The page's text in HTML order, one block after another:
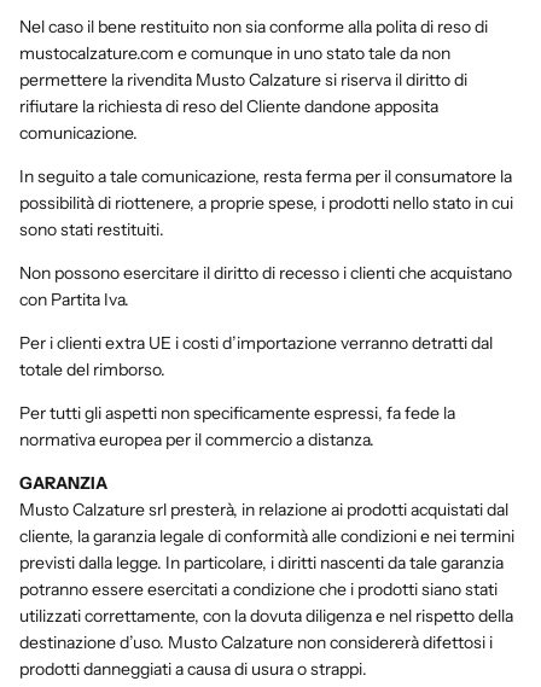
Nel caso il bene restituito non sia conforme alla polita di reso di
mustocalzature.com e comunque in uno stato tale da non
permettere la rivendita Musto Calzature si riserva il diritto di
rifiutare la richiesta di reso del Cliente dandone apposita
comunicazione.
In seguito a tale comunicazione, resta ferma per il consumatore la
possibilità di riottenere, a proprie spese, i prodotti nello stato in cui
sono stati restituiti.
Non possono esercitare il diritto di recesso i clienti che acquistano
con Partita Iva.
Per i clienti extra UE i costi d’importazione verranno detratti dal
totale del rimborso.
Per tutti gli aspetti non specificamente espressi, fa fede la
normativa europea per il commercio a distanza.
GARANZIA
Musto Calzature srl presterà, in relazione ai prodotti acquistati dal
cliente, la garanzia legale di conformità alle condizioni e nei termini
previsti dalla legge. In particolare, i diritti nascenti da tale garanzia
potranno essere esercitati a condizione che i prodotti siano stati
utilizzati correttamente, con la dovuta diligenza e nel rispetto della
destinazione d’uso. Musto Calzature non considererà difettosi i
prodotti danneggiati a causa di usura o strappi.